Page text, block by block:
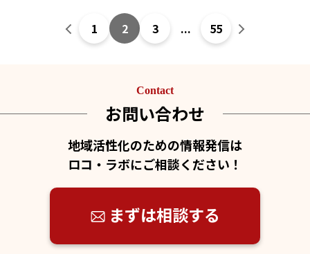
1 2 3 ... 55
Contact
お問い合わせ
地域活性化のための情報発信は
ロコ・ラボにご相談ください！
まずは相談する